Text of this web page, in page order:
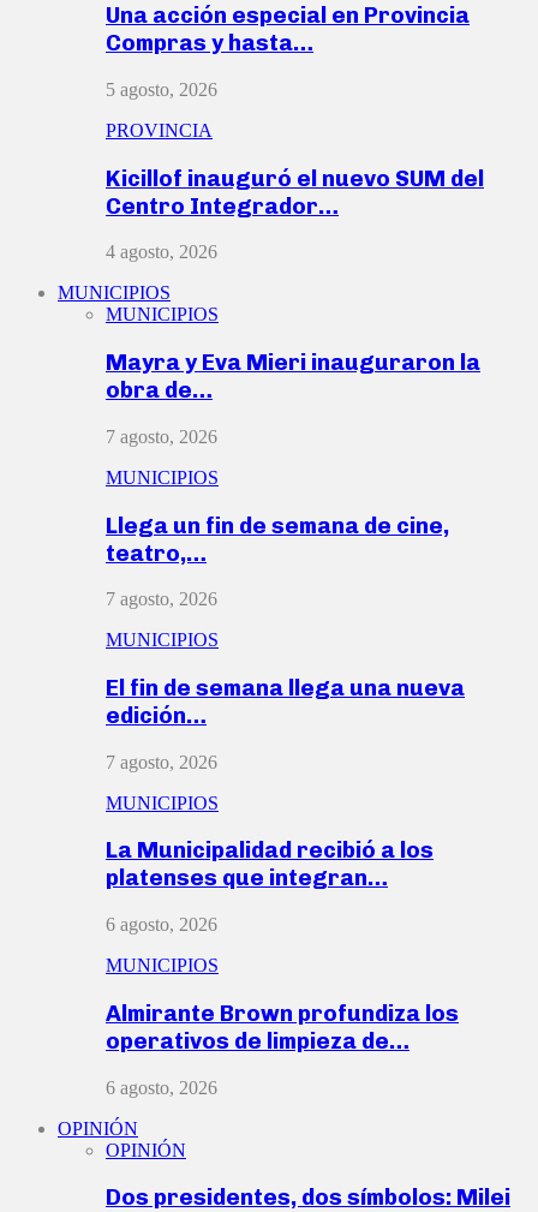
Una acción especial en Provincia
Compras y hasta…
5 agosto, 2026
PROVINCIA
Kicillof inauguró el nuevo SUM del
Centro Integrador…
4 agosto, 2026
MUNICIPIOS
MUNICIPIOS
Mayra y Eva Mieri inauguraron la
obra de…
7 agosto, 2026
MUNICIPIOS
Llega un fin de semana de cine,
teatro,…
7 agosto, 2026
MUNICIPIOS
El fin de semana llega una nueva
edición…
7 agosto, 2026
MUNICIPIOS
La Municipalidad recibió a los
platenses que integran…
6 agosto, 2026
MUNICIPIOS
Almirante Brown profundiza los
operativos de limpieza de…
6 agosto, 2026
OPINIÓN
OPINIÓN
Dos presidentes, dos símbolos: Milei